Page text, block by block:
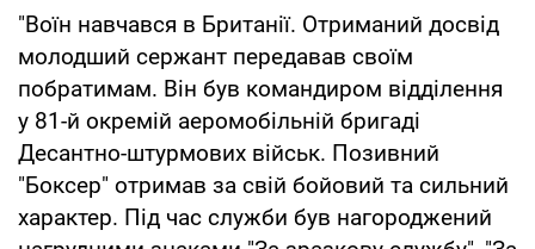
"Воїн навчався в Британії. Отриманий досвід
молодший сержант передавав своїм
побратимам. Він був командиром відділення
у 81-й окремій аеромобільній бригаді
Десантно-штурмових військ. Позивний
"Боксер" отримав за свій бойовий та сильний
характер. Під час служби був нагороджений